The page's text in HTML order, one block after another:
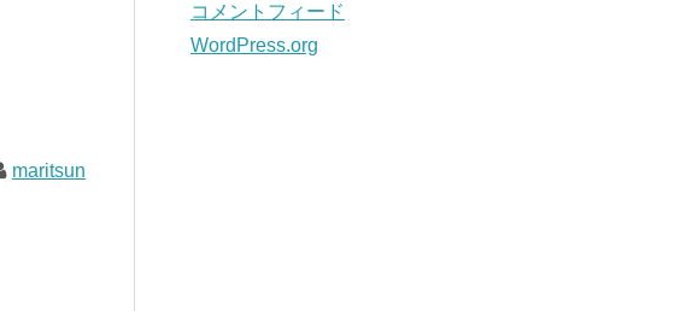
maritsun
コメントフィード
WordPress.org